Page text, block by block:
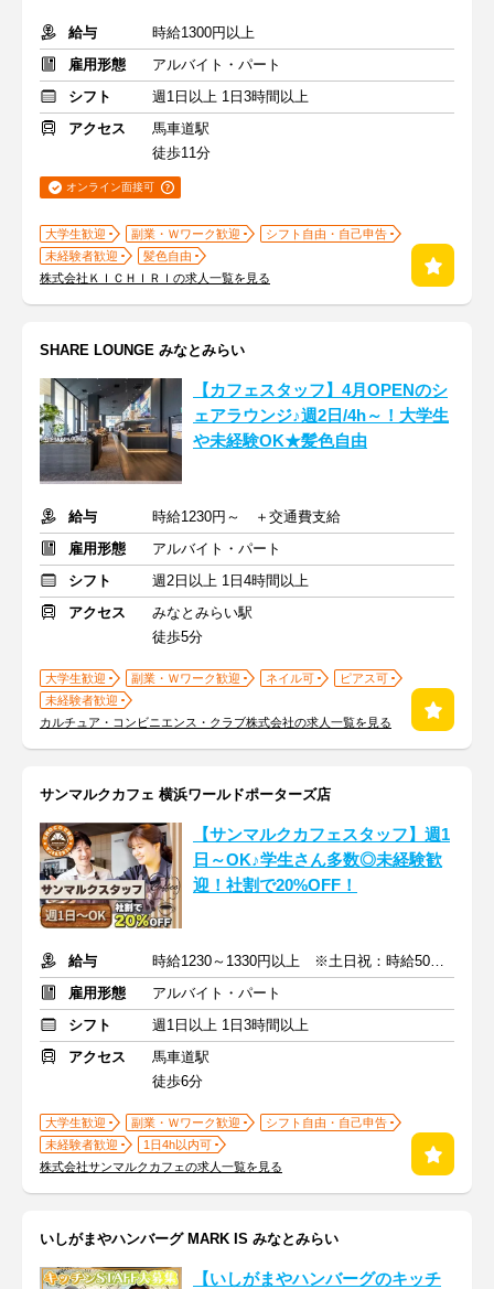
給与
時給1300円以上
雇用形態
アルバイト・パート
シフト
週1日以上 1日3時間以上
アクセス
馬車道駅
徒歩11分
オンライン面接可
大学生歓迎 副業・Ｗワーク歓迎
シフト自由・自己申告
未経験者歓迎
髪色自由
株式会社ＫＩＣＨＩＲＩの求人一覧を見る
SHARE LOUNGE みなとみらい
【カフェスタッフ】4月OPENのシ
ェアラウンジ♪週2日/4h～！大学生
や未経験OK★髪色自由
給与
時給1230円～ ＋交通費支給
雇用形態
アルバイト・パート
シフト
週2日以上 1日4時間以上
アクセス
みなとみらい駅
徒歩5分
大学生歓迎 副業・Ｗワーク歓迎 ネイル可
ピアス可
未経験者歓迎
カルチュア・コンビニエンス・クラブ株式会社の求人一覧を見る
サンマルクカフェ 横浜ワールドポーターズ店
【サンマルクカフェスタッフ】週1
日～OK♪学生さん多数◎未経験歓
迎！社割で20%OFF！
給与
時給1230～1330円以上 ※土日祝：時給50円アップ ※交通費支給
雇用形態
アルバイト・パート
シフト
週1日以上 1日3時間以上
アクセス
馬車道駅
徒歩6分
大学生歓迎 副業・Ｗワーク歓迎
シフト自由・自己申告
未経験者歓迎
1日4h以内可
株式会社サンマルクカフェの求人一覧を見る
いしがまやハンバーグ MARK IS みなとみらい
【いしがまやハンバーグのキッチ